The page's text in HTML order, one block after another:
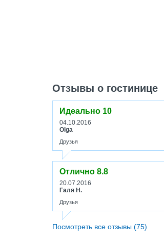
Отзывы о гостинице
Идеально 10
04.10.2016
Olga
Друзья
Отлично 8.8
20.07.2016
Галя Н.
Друзья
Посмотреть все отзывы (75)